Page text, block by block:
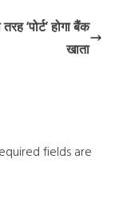
‘पोर्ट’ होगा बैंक
खाता
fields are